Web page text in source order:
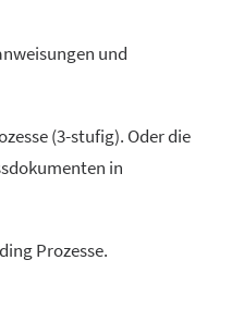
und
(3-stufig). Oder die
in
Prozesse.